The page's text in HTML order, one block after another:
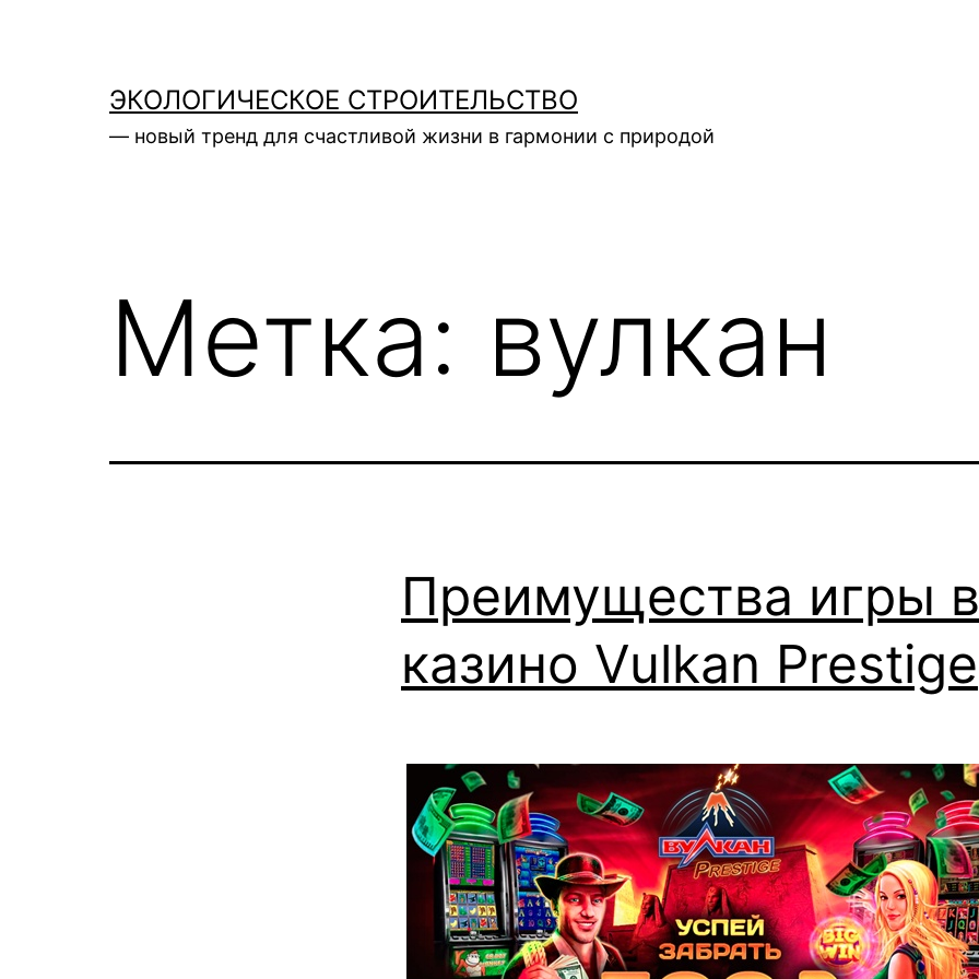
содержимомуЭКОЛОГИЧЕСКОЕ СТРОИТЕЛЬСТВО
— новый тренд для счастливой жизни в гармонии с природой
Метка: вулкан
Преимущества игры в
казино Vulkan Prestige